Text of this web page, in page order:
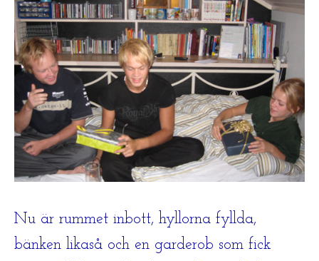
Nu är rummet inbott, hyllorna fyllda,
bänken likaså och en garderob som fick